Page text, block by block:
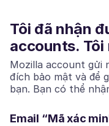
Tôi đã nhận
accounts. Tôi
Mozilla account gửi
đích bảo mật và để
bạn. Bạn có thể
Email “Mã xác